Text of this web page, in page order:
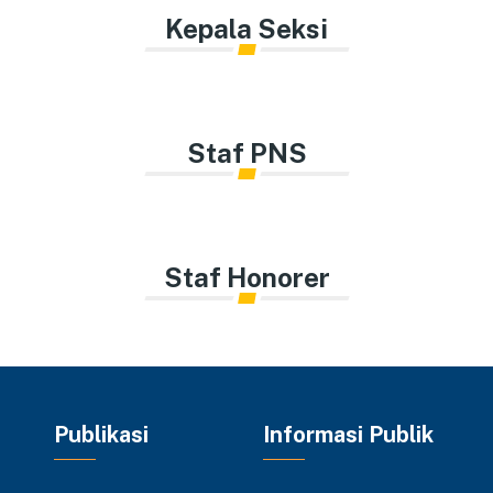
Kepala Seksi
Staf PNS
Staf Honorer
Publikasi Informasi Publik